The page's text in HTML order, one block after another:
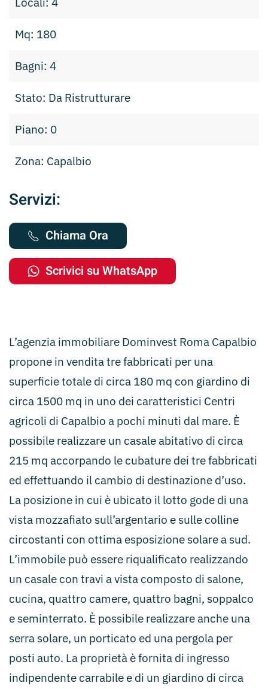
Mq: 180
Bagni: 4
Stato: Da Ristrutturare
Piano: 0
Zona: Capalbio
Servizi:
Chiama Ora
Scrivici su WhatsApp
L’agenzia immobiliare Dominvest Roma Capalbio
propone in vendita tre fabbricati per una
superficie totale di circa 180 mq con giardino di
circa 1500 mq in uno dei caratteristici Centri
agricoli di Capalbio a pochi minuti dal mare. È
possibile realizzare un casale abitativo di circa
215 mq accorpando le cubature dei tre fabbricati
ed effettuando il cambio di destinazione d’uso.
La posizione in cui è ubicato il lotto gode di una
vista mozzafiato sull’argentario e sulle colline
circostanti con ottima esposizione solare a sud.
L’immobile può essere riqualificato realizzando
un casale con travi a vista composto di salone,
cucina, quattro camere, quattro bagni, soppalco
e seminterrato. È possibile realizzare anche una
serra solare, un porticato ed una pergola per
posti auto. La proprietà è fornita di ingresso
indipendente carrabile e di un giardino di circa